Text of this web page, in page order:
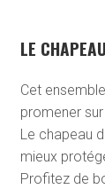
LE
Cet
promener
Le chapeau
mieux
Profitez de